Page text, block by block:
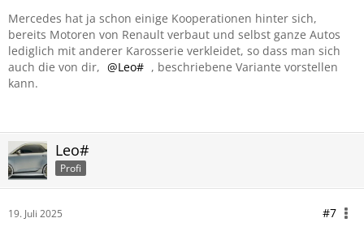
Mercedes hat ja schon einige Kooperationen hinter sich,
bereits Motoren von Renault verbaut und selbst ganze Autos
lediglich mit anderer Karosserie verkleidet, so dass man sich
auch die von dir,
Leo# , beschriebene Variante vorstellen
kann.
Leo#
Profi
19. Juli 2025 #7